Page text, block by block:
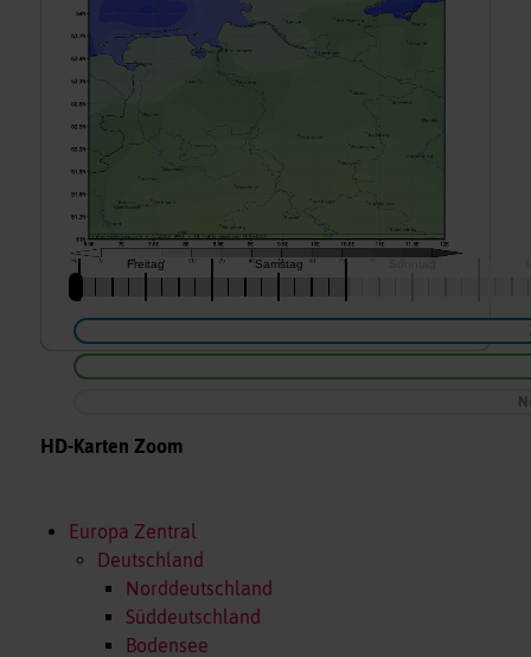
HD-Karten Zoom
Europa Zentral
Deutschland
Norddeutschland
Süddeutschland
Bodensee